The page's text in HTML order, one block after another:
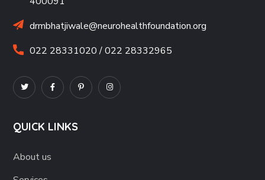
drmbhatjiwale@neurohealthfoundation.org
022 28331020 / 022 28332965
QUICK LINKS
About us